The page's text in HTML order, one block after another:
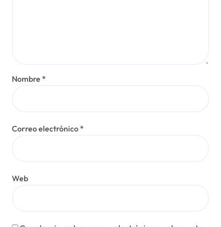
Nombre *
Correo electrónico *
Web